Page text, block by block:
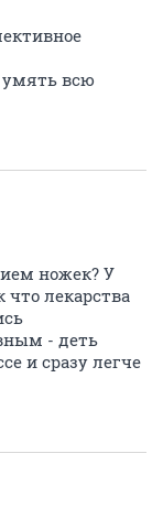
умять всю
ножек? У
что лекарства
- деть
и сразу легче